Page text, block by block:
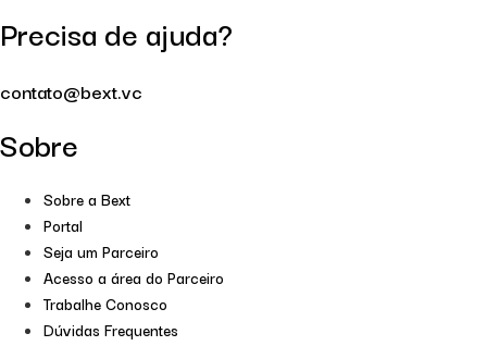
Precisa de ajuda?
contato@bext.vc
Sobre
Sobre a Bext
Portal
Seja um Parceiro
Acesso a área do Parceiro
Trabalhe Conosco
Dúvidas Frequentes